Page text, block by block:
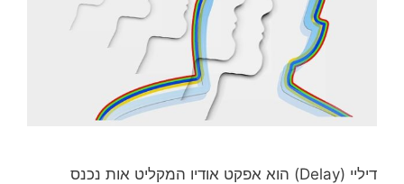
דיליי (Delay) הוא אפקט אודיו המקליט אות נכנס